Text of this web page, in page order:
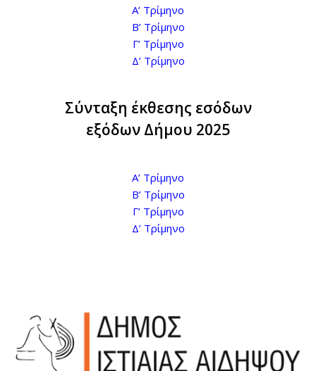
Α’ Τρίμηνο
Β’ Τρίμηνο
Γ’ Τρίμηνο
Δ’ Τρίμηνο
Σύνταξη έκθεσης εσόδων
εξόδων Δήμου 2025
Α’ Τρίμηνο
Β’ Τρίμηνο
Γ’ Τρίμηνο
Δ’ Τρίμηνο